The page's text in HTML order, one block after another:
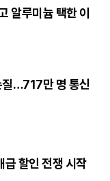
알루미늄 택한 이
질…717만 명 통신
급 할인 전쟁 시작